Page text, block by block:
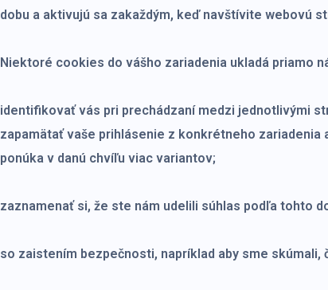
dobu a aktivujú sa zakaždým, keď navštívite webovú
Niektoré cookies do vášho zariadenia ukladá priamo
identifikovať vás pri prechádzaní medzi jednotlivými
zapamätať vaše prihlásenie z konkrétneho
ponúka v danú chvíľu viac variantov;
zaznamenať si, že ste nám udelili súhlas podľa tohto
so zaistením bezpečnosti, napríklad aby sme